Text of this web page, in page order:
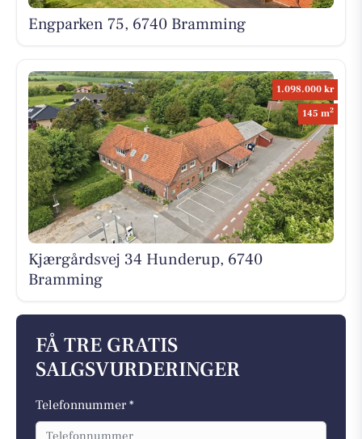
Engparken 75, 6740 Bramming
1.098.000 kr
145 m2
Kjærgårdsvej 34 Hunderup, 6740
Bramming
FÅ TRE GRATIS
SALGSVURDERINGER
Telefonnummer *